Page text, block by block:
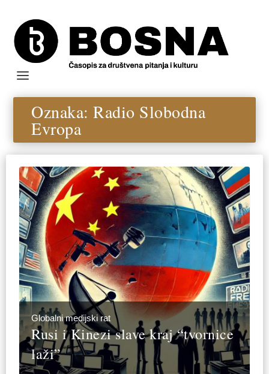
Oznaka:Radio Slobodna
Evropa
Globalni medijski rat
Rusi i Kinezi slave kraj “tvornice
laži”